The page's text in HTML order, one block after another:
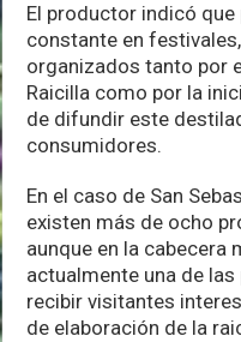
El productor indicó
constante en
organizados tanto por
Raicilla como por la
de difundir este
consumidores.
En el caso de San
existen más de ocho
aunque en la cabecera
actualmente una de
recibir visitantes
de elaboración de la